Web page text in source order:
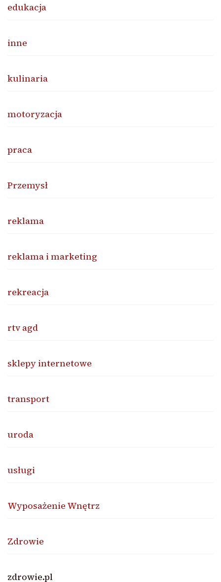
edukacja
inne
kulinaria
motoryzacja
praca
Przemysł
reklama
reklama i marketing
rekreacja
rtv agd
sklepy internetowe
transport
uroda
usługi
Wyposażenie Wnętrz
Zdrowie
zdrowie.pl